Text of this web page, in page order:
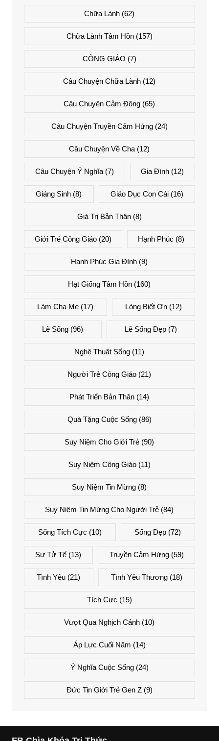
Chữa Lành (62)
Chữa Lành Tâm Hồn(157)
CÔNG GIÁO (7)
Câu Chuyện Chữa Lành (12)
Câu Chuyện Cảm Động (65)
Câu Chuyện Truyền Cảm Hứng(24)
Câu Chuyện Về Cha (12)
Câu Chuyện Ý Nghĩa(7) Gia Đình (12)
Giáng Sinh (8) Giáo Dục Con Cái(16)
Giá Trị Bản Thân(8)
Giới Trẻ Công Giáo(20) Hạnh Phúc (8)
Hạnh Phúc Gia Đình (9)
Hạt Giống Tâm Hồn (160)
Làm Cha Mẹ (17) Lòng Biết Ơn(12)
Lẽ Sống (96) Lẽ Sống Đẹp(7)
Nghệ Thuật Sống (11)
Người Trẻ Công Giáo (21)
Phát Triển Bản Thân (14)
Quà Tặng Cuộc Sống(86)
Suy Niệm Cho Giới Trẻ (90)
Suy Niệm Công Giáo(11)
Suy Niệm Tin Mừng (8)
Suy Niệm Tin Mừng Cho Người Trẻ (84)
Sống Tích Cực (10) Sống Đẹp (72)
Sự Tử Tế (13) Truyền Cảm Hứng(59)
Tình Yêu (21) Tình Yêu Thương(18)
Tích Cực (15)
Vượt Qua Nghịch Cảnh (10)
Áp Lực Cuối Năm (14)
Ý Nghĩa Cuộc Sống(24)
Đức Tin Giới Trẻ Gen Z(9)